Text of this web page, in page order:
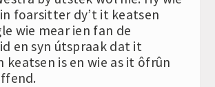
foarsitter dy’t it keatsen
wie mear ien fan de
en syn útspraak dat it
keatsen is en wie as it ôfrûn